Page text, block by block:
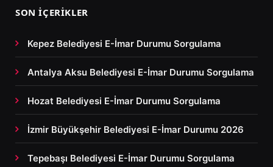
SON İÇERIKLER
Kepez Belediyesi E-İmar Durumu Sorgulama
Antalya Aksu Belediyesi E-İmar Durumu Sorgulama
Hozat Belediyesi E-İmar Durumu Sorgulama
İzmir Büyükşehir Belediyesi E-İmar Durumu 2026
Tepebaşı Belediyesi E-İmar Durumu Sorgulama